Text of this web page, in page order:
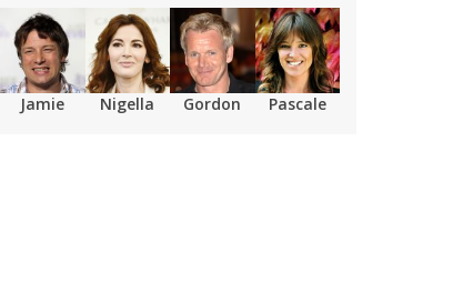
Jamie Nigella Gordon Pascale